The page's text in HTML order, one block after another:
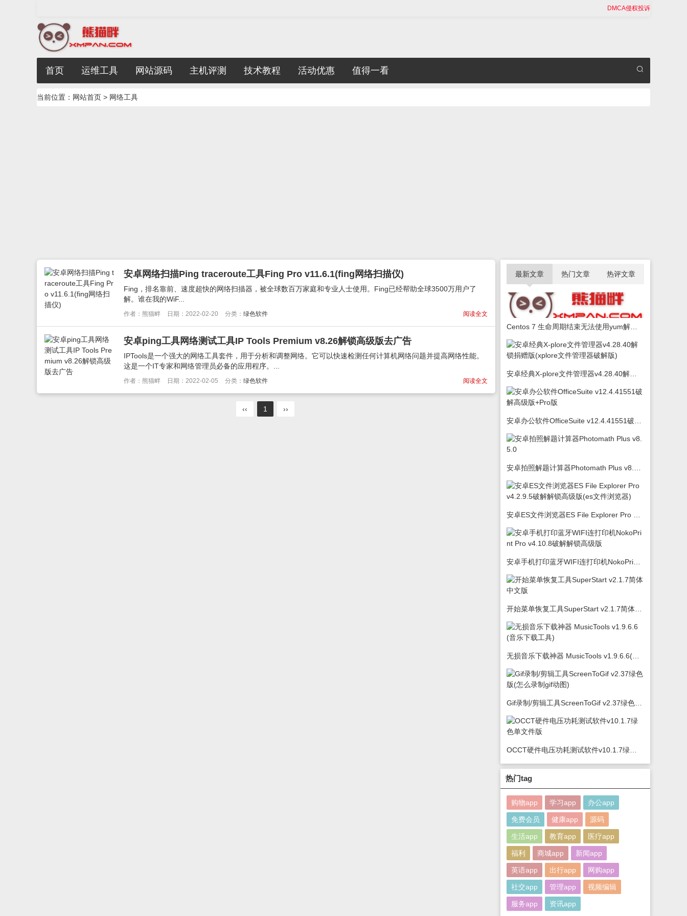
DMCA侵权投诉
首页 运维工具 网站源码 主机评测 技术教程 活动优惠 值得一看
当前位置： 网站首页 > 网络工具
安卓网络扫描Ping traceroute工具Fing Pro v11.6.1(fing网络扫描仪)
Fing，排名靠前、速度超快的网络扫描器，被全球数百万家庭和专业人士使用。Fing已经帮助全球3500万用户了
解。谁在我的WiF...
阅读全文
作者：熊猫畔 日期：2022-02-20 分类： 绿色软件
安卓ping工具网络测试工具IP Tools Premium v8.26解锁高级版去广告
IPTools是一个强大的网络工具套件，用于分析和调整网络。它可以快速检测任何计算机网络问题并提高网络性能。
这是一个IT专家和网络管理员必备的应用程序。...
阅读全文
作者：熊猫畔 日期：2022-02-05 分类： 绿色软件
‹‹ 1 ››
最新文章 热门文章 热评文章
热门tag
购物app 学习app 办公app
免费会员 健康app 源码
生活app 教育app 医疗app
福利 商城app 新闻app
英语app 出行app 网购app
社交app 管理app 视频编辑
服务app 资讯app